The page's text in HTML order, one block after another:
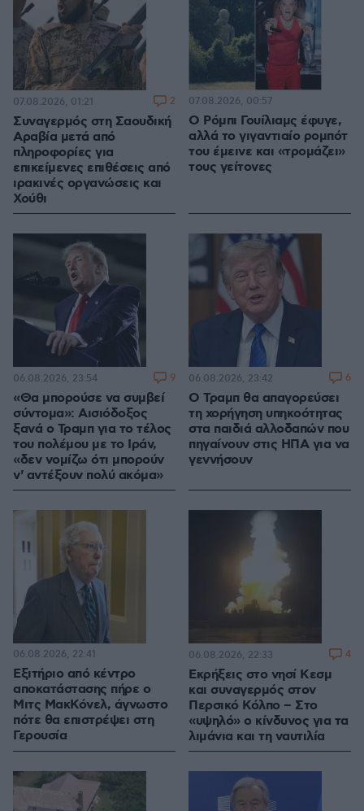
Συναγερμός στη Σαουδική
Αραβία μετά από
πληροφορίες για
επικείμενες επιθέσεις από
ιρακινές οργανώσεις και
Χούθι
07.08.2026, 01:21 2
Ο Ρόμπι Γουίλιαμς έφυγε,
αλλά το γιγαντιαίο ρομπότ
του έμεινε και «τρομάζει»
τους γείτονες
07.08.2026, 00:57
«Θα μπορούσε να συμβεί
σύντομα»: Αισιόδοξος
ξανά ο Τραμπ για το τέλος
του πολέμου με το Ιράν,
«δεν νομίζω ότι μπορούν
ν' αντέξουν πολύ ακόμα»
06.08.2026, 23:54 9
Ο Τραμπ θα απαγορεύσει
τη χορήγηση υπηκοότητας
στα παιδιά αλλοδαπών που
πηγαίνουν στις ΗΠΑ για να
γεννήσουν
06.08.2026, 23:42 6
Εξιτήριο από κέντρο
αποκατάστασης πήρε ο
Μιτς ΜακΚόνελ, άγνωστο
πότε θα επιστρέψει στη
Γερουσία
06.08.2026, 22:41
Εκρήξεις στο νησί Κεσμ
και συναγερμός στον
Περσικό Κόλπο – Στο
«υψηλό» ο κίνδυνος για τα
λιμάνια και τη ναυτιλία
06.08.2026, 22:33 4